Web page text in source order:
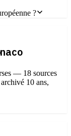
?
— 18 sources
10 ans,